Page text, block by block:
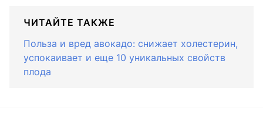
ЧИТАЙТЕ ТАКЖЕ
Польза и вред авокадо: снижает холестерин,
успокаивает и еще 10 уникальных свойств
плода